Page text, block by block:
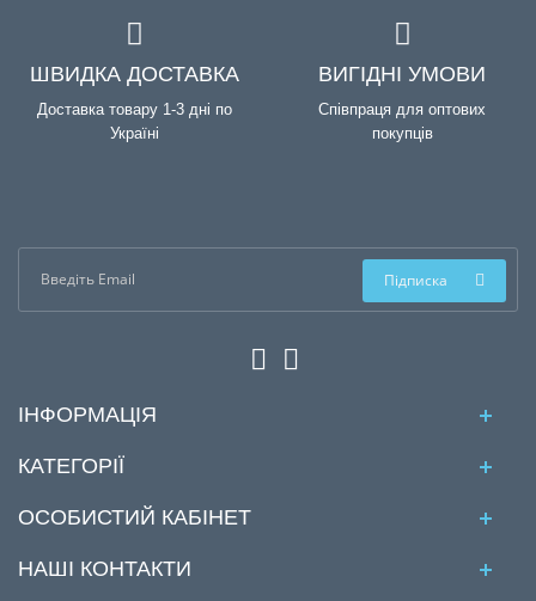
ШВИДКА ДОСТАВКА
Доставка товару 1-3 дні по
Україні
ВИГІДНІ УМОВИ
Співпраця для оптових
покупців
Підписка
ІНФОРМАЦІЯ
КАТЕГОРІЇ
ОСОБИСТИЙ КАБІНЕТ
НАШІ КОНТАКТИ